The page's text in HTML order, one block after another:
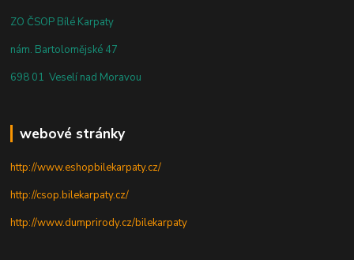
ZO ČSOP Bílé Karpaty
nám. Bartolomějské 47
698 01 Veselí nad Moravou
webové stránky
http://www.eshopbilekarpaty.cz/
http://csop.bilekarpaty.cz/
http://www.dumprirody.cz/bilekarpaty